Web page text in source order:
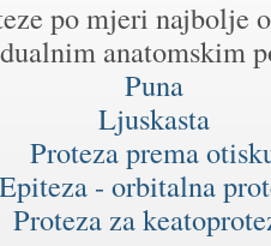
po mjeri najbolje
anatomskim
Puna
Ljuskasta
Proteza prema
Epiteza - orbitalna
Proteza za